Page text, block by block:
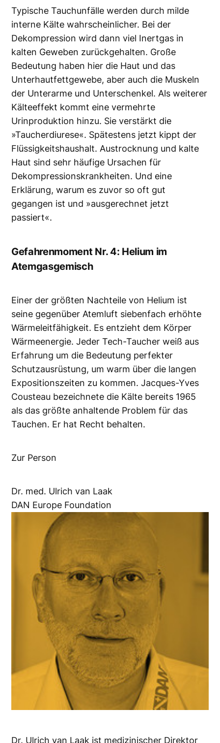
Typische Tauchunfälle werden durch milde
interne Kälte wahrscheinlicher. Bei der
Dekompression wird dann viel Inertgas in
kalten Geweben zurückgehalten. Große
Bedeutung haben hier die Haut und das
Unterhautfettgewebe, aber auch die Muskeln
der Unterarme und Unterschenkel. Als weiterer
Kälteeffekt kommt eine vermehrte
Urinproduktion hinzu. Sie verstärkt die
»Taucherdiurese«. Spätestens jetzt kippt der
Flüssigkeitshaushalt. Austrocknung und kalte
Haut sind sehr häufige Ursachen für
Dekompressionskrankheiten. Und eine
Erklärung, warum es zuvor so oft gut
gegangen ist und »ausgerechnet jetzt
passiert«.
Gefahrenmoment Nr. 4: Helium im
Atemgasgemisch
Einer der größten Nachteile von Helium ist
seine gegenüber Atemluft siebenfach erhöhte
Wärmeleitfähigkeit. Es entzieht dem Körper
Wärmeenergie. Jeder Tech-Taucher weiß aus
Erfahrung um die Bedeutung perfekter
Schutzausrüstung, um warm über die langen
Expositionszeiten zu kommen. Jacques-Yves
Cousteau bezeichnete die Kälte bereits 1965
als das größte anhaltende Problem für das
Tauchen. Er hat Recht behalten.
Zur Person
Dr. med. Ulrich van Laak
DAN Europe Foundation
Dr. Ulrich van Laak ist medizinischer Direktor